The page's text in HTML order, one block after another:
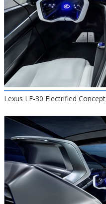
Lexus LF-30 Electrified